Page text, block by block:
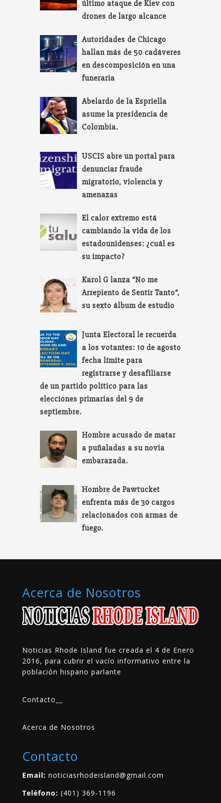
último ataque de Kiev con
drones de largo alcance
Autoridades de Chicago
hallan más de 50 cadáveres
en descomposición en una
funeraria
Abelardo de la Espriella
asume la presidencia de
Colombia.
USCIS abre un portal para
denunciar fraude
migratorio, violencia y
amenazas
El calor extremo está
cambiando la vida de los
estadounidenses: ¿cuál es
su impacto?
Karol G lanza “No me
Arrepiento de Sentir Tanto”,
su sexto álbum de estudio
Junta Electoral le recuerda
a los votantes: 10 de agosto
fecha límite para
registrarse y desafiliarse
de un partido político para las
elecciones primarias del 9 de
septiembre.
Hombre acusado de matar
a puñaladas a su novia
embarazada.
Hombre de Pawtucket
enfrenta más de 30 cargos
relacionados con armas de
fuego.
Acerca de Nosotros
Noticias Rhode Island fue creada el 4 de Enero
2016, para cubrir el vacío informativo entre la
población hispano parlante
Contacto
Acerca de Nosotros
Contacto
Email: noticiasrhodeisland@gmail.com
Teléfono: (401) 369-1196